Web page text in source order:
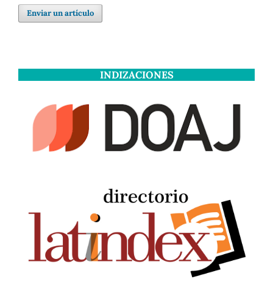
Enviar un artículo
INDIZACIONES